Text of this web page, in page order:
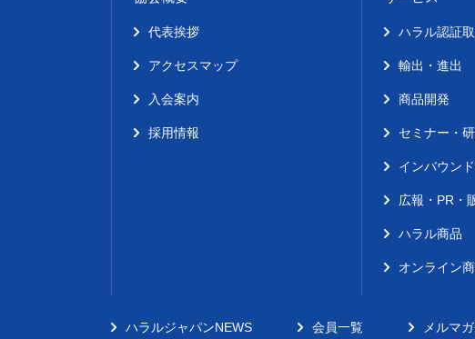
代表挨拶
アクセスマップ
入会案内
採用情報
ハラル認証
輸出・進出
商品開発
セミナー・
インバウン
広報・PR・
ハラル商品
オンライン
ハラルジャパンNEWS 会員一覧 メルマ